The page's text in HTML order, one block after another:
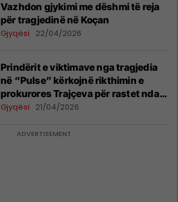
Vazhdon gjykimi me dëshmi të reja
për tragjedinë në Koçan
Gjyqësi 22/04/2026
Prindërit e viktimave nga tragjedia
në “Pulse” kërkojnë rikthimin e
prokurores Trajçeva për rastet ndaj
policëve
Gjyqësi 21/04/2026